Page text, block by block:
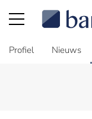
Profiel Nieuws